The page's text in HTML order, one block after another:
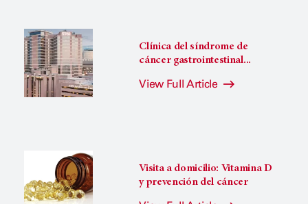
Clínica del síndrome de
cáncer gastrointestinal...
View Full Article
Visita a domicilio: Vitamina D
y prevención del cáncer